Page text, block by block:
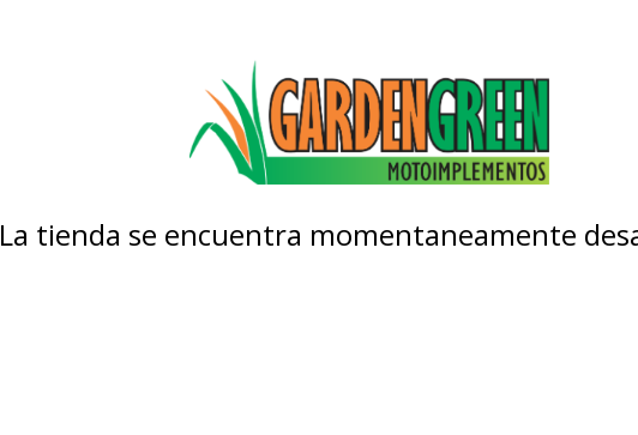
La tienda se encuentra momentaneamente